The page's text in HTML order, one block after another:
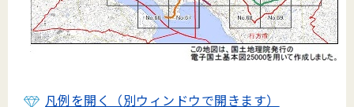
凡例を開く（別ウィンドウで開きます）